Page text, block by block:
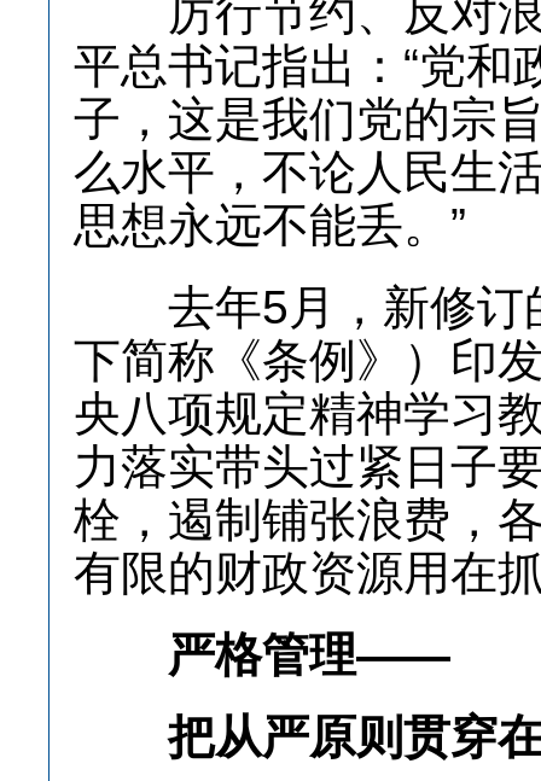
厉行节约、反对浪
平总书记指出：“党和
子，这是我们党的宗
么水平，不论人民生
思想永远不能丢。”
去年5月，新修订
下简称《条例》）印
央八项规定精神学习
力落实带头过紧日子
栓，遏制铺张浪费，
有限的财政资源用在
严格管理——
把从严原则贯穿在